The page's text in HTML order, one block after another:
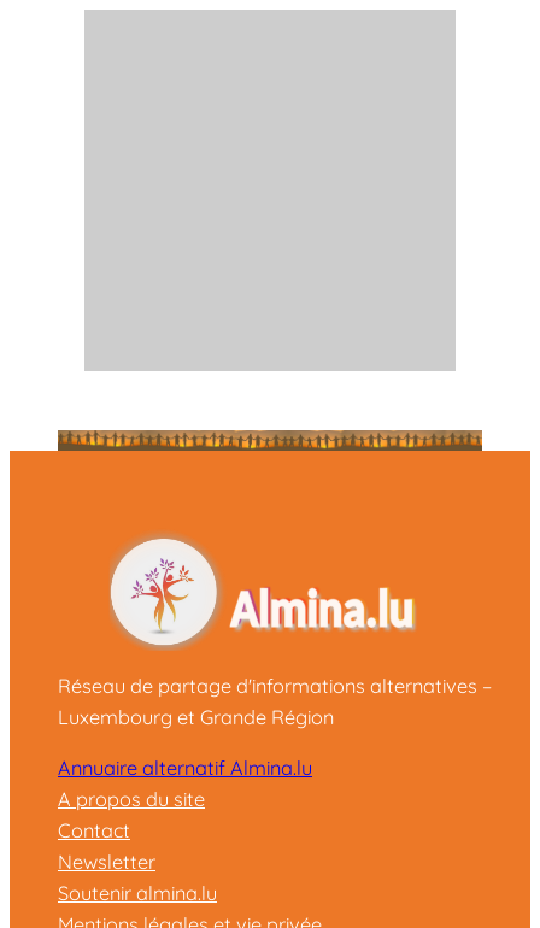
Réseau de partage d'informations alternatives –
Luxembourg et Grande Région
Annuaire alternatif Almina.lu
A propos du site
Contact
Newsletter
Soutenir almina.lu